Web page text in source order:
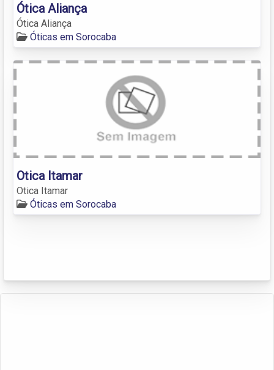
Ótica Aliança
Ótica Aliança
Óticas em Sorocaba
Otica Itamar
Otica Itamar
Óticas em Sorocaba